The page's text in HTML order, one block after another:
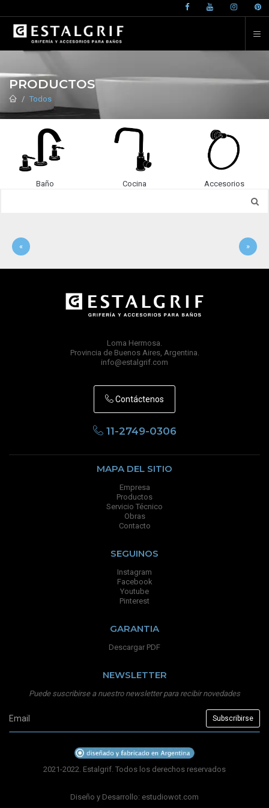
PRODUCTOS
Todos
Baño Cocina Accesorios
« »
Loma Hermosa.
Provincia de Buenos Aires, Argentina.
info@estalgrif.com
Contáctenos
11-2749-0306
MAPA DEL SITIO
Empresa
Productos
Servicio Técnico
Obras
Contacto
SEGUINOS
Instagram
Facebook
Youtube
Pinterest
GARANTIA
Descargar PDF
NEWSLETTER
Puede suscribirse a nuestro newsletter para recibir novedades
2021-2022. Estalgrif. Todos los derechos reservados
Diseño y Desarrollo: estudiowot.com